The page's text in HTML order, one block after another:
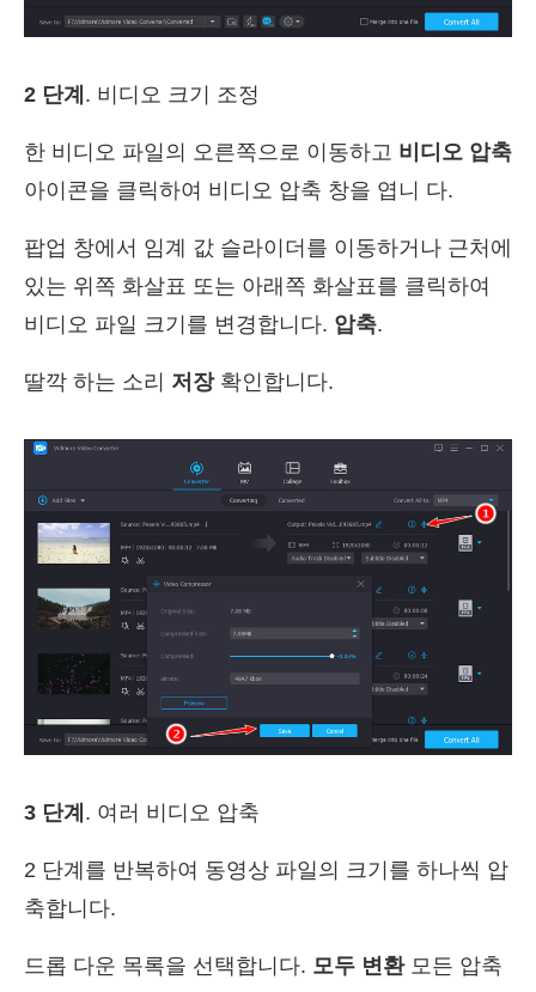
2 단계 . 비디오 크기 조정
한 비디오 파일의 오른쪽으로 이동하고 비디오 압축
아이콘을 클릭하여 비디오 압축 창을 엽니 다.
팝업 창에서 임계 값 슬라이더를 이동하거나 근처에
있는 위쪽 화살표 또는 아래쪽 화살표를 클릭하여
비디오 파일 크기를 변경합니다. 압축.
딸깍 하는 소리 저장확인합니다.
3 단계 . 여러 비디오 압축
2 단계를 반복하여 동영상 파일의 크기를 하나씩 압
축합니다.
드롭 다운 목록을 선택합니다. 모두 변환모든 압축